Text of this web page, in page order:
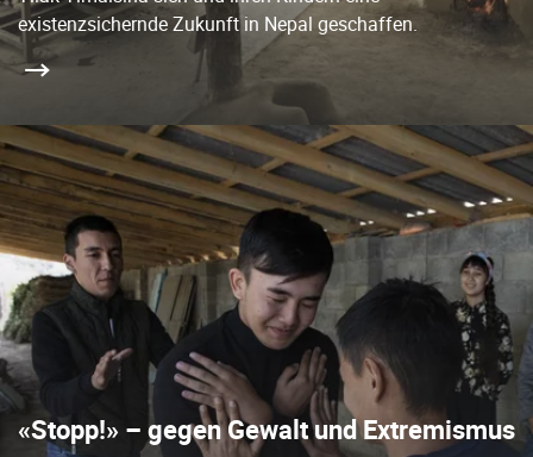
existenzsichernde Zukunft in Nepal geschaffen.
«Stopp!» – gegen Gewalt und Extremismus